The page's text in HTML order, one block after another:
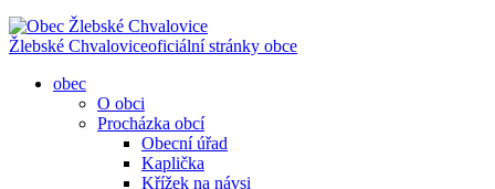
Žlebské Chvaloviceoficiální stránky obce
obec
O obci
Procházka obcí
Obecní úřad
Kaplička
Křížek na návsi